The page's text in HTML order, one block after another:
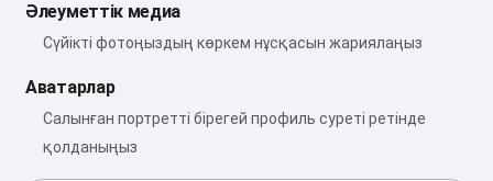
Әлеуметтік медиа
Сүйікті фотоңыздың көркем нұсқасын жариялаңыз
Аватарлар
Салынған портретті бірегей профиль суреті ретінде
қолданыңыз